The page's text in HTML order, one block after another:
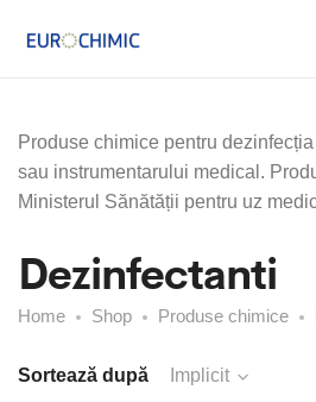
Produse chimice pentru
sau instrumentarului medical.
Ministerul Sănătății pentru uz
Dezinfectanti
Home Shop Produse chimice
Sortează după Implicit